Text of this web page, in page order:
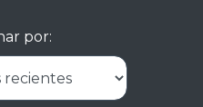
por: